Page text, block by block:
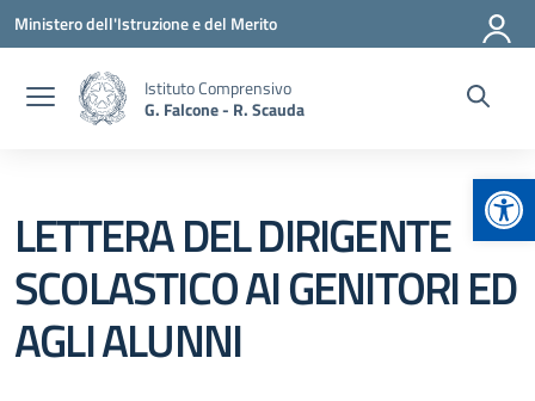
Vai ai contenuti
Vai al menu di navigazione
Vai al footer
Ministero dell'Istruzione e del Merito
Istituto Comprensivo
G. Falcone - R. Scauda
LETTERA DEL DIRIGENTE
SCOLASTICO AI GENITORI ED
AGLI ALUNNI